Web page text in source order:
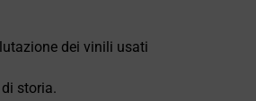
dei vinili usati
di storia.